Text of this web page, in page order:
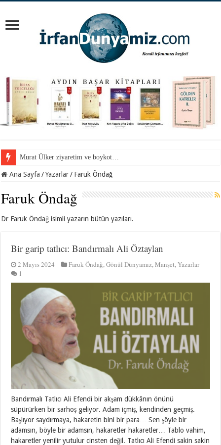
Murat Ülker ziyaretim ve boykot…
Ana Sayfa / Yazarlar / Faruk Öndağ
Faruk Öndağ
Dr Faruk Öndağ isimli yazarın bütün yazıları.
Bir garip tatlıcı: Bandırmalı Ali Öztaylan
2 Mayıs 2024 Faruk Öndağ,Gönül Dünyamız,Manşet,Yazarlar
1
Bandırmalı Tatlıcı Ali Efendi bir akşam dükkânın önünü
süpürürken bir sarhoş geliyor. Adam içmiş, kendinden geçmiş.
Başlıyor saydırmaya, hakaretin bini bir para… Sen şöyle bir
adamsın, böyle bir adamsın, hakaretler hakaretler… Tablo vahim,
hakaretler yenilir yutulur cinsten değil. Tatlıcı Ali Efendi sakin sakin